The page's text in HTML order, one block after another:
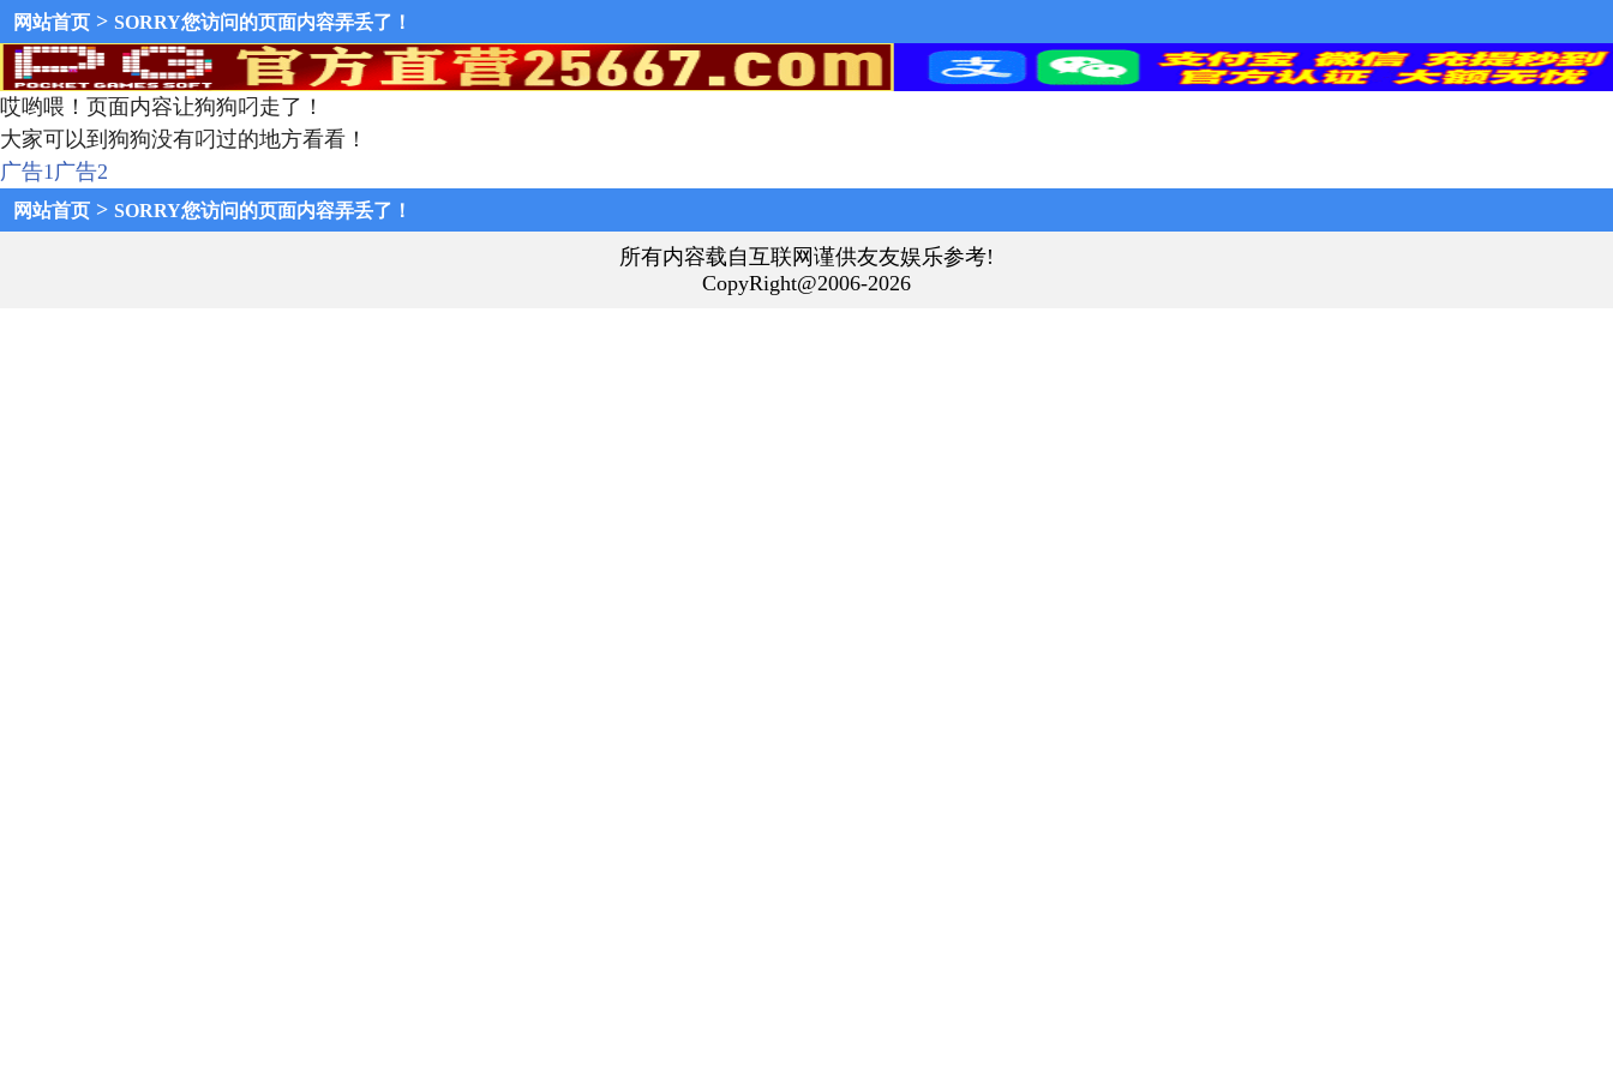
网站首页 > SORRY您访问的页面内容弄丢了！
哎哟喂！页面内容让狗狗叼走了！
大家可以到狗狗没有叼过的地方看看！
广告1广告2
网站首页 > SORRY您访问的页面内容弄丢了！
所有内容载自互联网谨供友友娱乐参考!
CopyRight@2006-2026